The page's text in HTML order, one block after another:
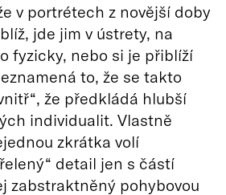
v portrétech z novější doby
jde jim v ústrety, na
fyzicky, nebo si je přiblíží
to, že se takto
že předkládá hlubší
individualit. Vlastně
zkrátka volí
detail jen s částí
zabstraktněný pohybovou